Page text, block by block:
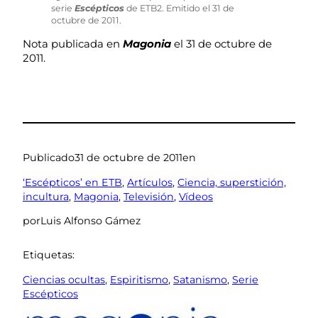
serie Escépticos de ETB2. Emitido el 31 de
octubre de 2011.
Nota publicada en Magonia el 31 de octubre de
2011.
Publicado31 de octubre de 2011en
‘Escépticos’ en ETB, Artículos, Ciencia, superstición,
incultura, Magonia, Televisión, Vídeos
porLuis Alfonso Gámez
Etiquetas:
Ciencias ocultas, Espiritismo, Satanismo, Serie
Escépticos